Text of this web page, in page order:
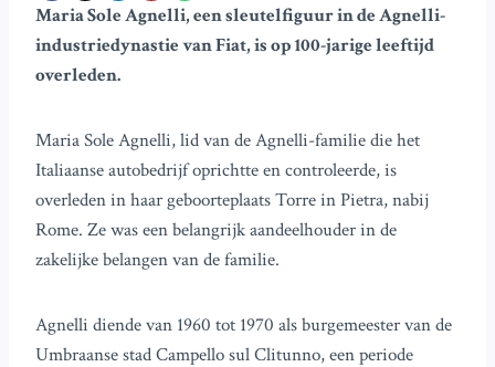
Maria Sole Agnelli, een sleutelfiguur in de Agnelli-
industriedynastie van Fiat, is op 100-jarige leeftijd
overleden.
Maria Sole Agnelli, lid van de Agnelli-familie die het
Italiaanse autobedrijf oprichtte en controleerde, is
overleden in haar geboorteplaats Torre in Pietra, nabij
Rome. Ze was een belangrijk aandeelhouder in de
zakelijke belangen van de familie.
Agnelli diende van 1960 tot 1970 als burgemeester van de
Umbraanse stad Campello sul Clitunno, een periode